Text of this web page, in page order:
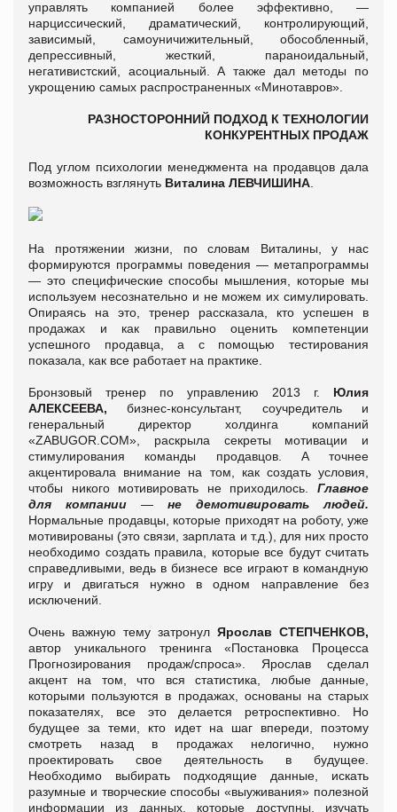
управлять компанией более эффективно, —
нарциссический, драматический, контролирующий,
зависимый, самоуничижительный, обособленный,
депрессивный, жесткий, параноидальный,
негативистский, асоциальный. А также дал методы по
укрощению самых распространенных «Минотавров».
РАЗНОСТОРОННИЙ ПОДХОД К ТЕХНОЛОГИИ
КОНКУРЕНТНЫХ ПРОДАЖ
Под углом психологии менеджмента на продавцов дала
возможность взглянуть Виталина ЛЕВЧИШИНА
На протяжении жизни, по словам Виталины, у нас
формируются программы поведения — метапрограммы
— это специфические способы мышления, которые мы
используем несознательно и не можем их симулировать.
Опираясь на это, тренер рассказала, кто успешен в
продажах и как правильно оценить компетенции
успешного продавца, а с помощью тестирования
показала, как все работает на практике.
Бронзовый тренер по управлению 2013 г. Юлия
АЛЕКСЕЕВА, бизнес-консультант, соучредитель и
генеральный директор холдинга компаний
«ZABUGOR.COM», раскрыла секреты мотивации и
стимулирования команды продавцов. А точнее
акцентировала внимание на том, как создать условия,
чтобы никого мотивировать не приходилось. Главное
для компании — не демотивировать людей.
Нормальные продавцы, которые приходят на роботу, уже
мотивированы (это связи, зарплата и т.д.), для них просто
необходимо создать правила, которые все будут считать
справедливыми, ведь в бизнесе все играют в командную
игру и двигаться нужно в одном направление без
исключений.
Очень важную тему затронул Ярослав СТЕПЧЕНКОВ,
автор уникального тренинга «Постановка Процесса
Прогнозирования продаж/спроса». Ярослав сделал
акцент на том, что вся статистика, любые данные,
которыми пользуются в продажах, основаны на старых
показателях, все это делается ретроспективно. Но
будущее за теми, кто идет на шаг впереди, поэтому
смотреть назад в продажах нелогично, нужно
проектировать свое деятельность в будущее.
Необходимо выбирать подходящие данные, искать
разумные и творческие способы «выуживания» полезной
информации из данных, которые доступны, изучать